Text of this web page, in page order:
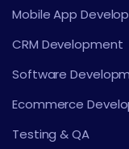
Mobile App
CRM Development
Software
Ecommerce
Testing & QA